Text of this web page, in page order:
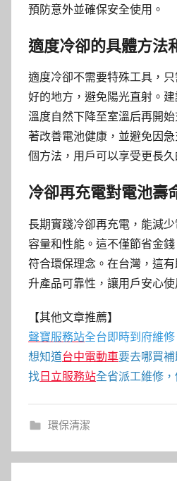
預防意外並確保安全使用。
適度冷卻的具體方法
適度冷卻不需要特殊工具，
好的地方，避免陽光直射。
溫度自然下降至室溫后再開
著改善電池健康，並避免因
個方法，用戶可以享受更長久
冷卻再充電對電池壽
長期實踐冷卻再充電，能減
容量和性能。這不僅節省金
符合環保理念。在台灣，這
升產品可靠性，讓用戶安心使
【其他文章推薦】
聲寶服務站全台即時到府維修
想知道台中電動車要去哪買
找 日立服務站全省派工維修，
環保清潔